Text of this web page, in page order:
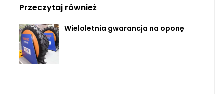
Przeczytaj również
Wieloletnia gwarancja na oponę